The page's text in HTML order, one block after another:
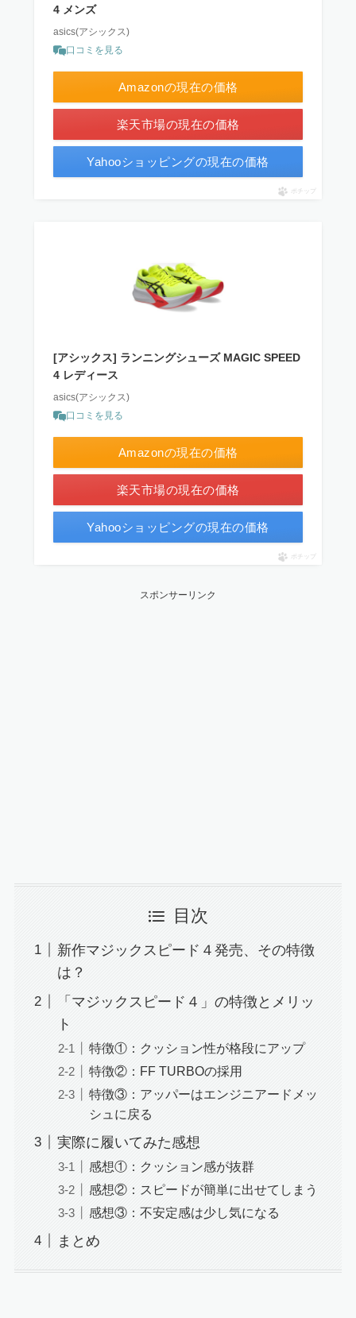
4 メンズ
asics(アシックス)
口コミを見る
Amazonの現在の価格
楽天市場の現在の価格
Yahooショッピングの現在の価格
ポチップ
[アシックス] ランニングシューズ MAGIC SPEED
4 レディース
asics(アシックス)
口コミを見る
Amazonの現在の価格
楽天市場の現在の価格
Yahooショッピングの現在の価格
ポチップ
スポンサーリンク
目次
新作マジックスピード４発売、その特徴
は？
「マジックスピード４」の特徴とメリッ
ト
特徴①：クッション性が格段にアップ
特徴②：FF TURBOの採用
特徴③：アッパーはエンジニアードメッ
シュに戻る
実際に履いてみた感想
感想①：クッション感が抜群
感想②：スピードが簡単に出せてしまう
感想③：不安定感は少し気になる
まとめ